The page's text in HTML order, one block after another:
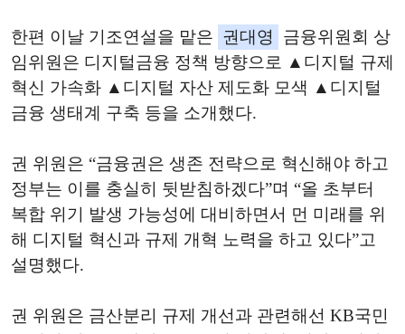
한편 이날 기조연설을 맡은 권대영
금융위원회 상
임위원은 디지털금융 정책 방향으로 ▲디지털 규제
혁신 가속화 ▲디지털 자산 제도화 모색 ▲디지털
금융 생태계 구축 등을 소개했다.
권 위원은 “금융권은 생존 전략으로 혁신해야 하고
정부는 이를 충실히 뒷받침하겠다”며 “올 초부터
복합 위기 발생 가능성에 대비하면서 먼 미래를 위
해 디지털 혁신과 규제 개혁 노력을 하고 있다”고
설명했다.
권 위원은 금산분리 규제 개선과 관련해선 KB국민